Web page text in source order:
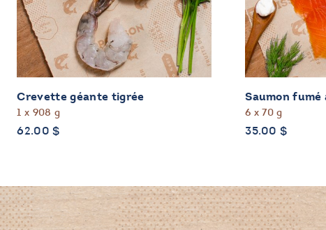
Crevette géante tigrée
1 x 908 g
62.00$
Saumon fumé
6 x 70 g
35.00$